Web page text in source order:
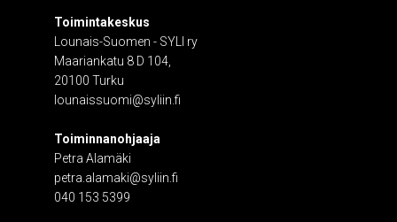
Toimintakeskus
Lounais-Suomen - SYLI ry
Maariankatu 8 D 104,
20100 Turku
lounaissuomi@syliin.fi
Toiminnanohjaaja
Petra Alamäki
petra.alamaki@syliin.fi
040 153 5399